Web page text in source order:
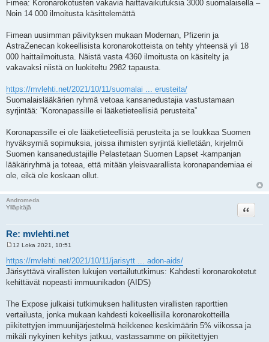
Fimea: Koronarokotusten vakavia haittavaikutuksia 3000 suomalaisella –
Noin 14 000 ilmoitusta käsittelemättä
Fimean uusimman päivityksen mukaan Modernan, Pfizerin ja
AstraZenecan kokeellisista koronarokotteista on tehty yhteensä yli 18
000 haittailmoitusta. Näistä vasta 4360 ilmoitusta on käsitelty ja
vakavaksi niistä on luokiteltu 2982 tapausta.
https://mvlehti.net/2021/10/11/suomalai ... erusteita/
Suomalaislääkärien ryhmä vetoaa kansanedustajia vastustamaan
syrjintää: ”Koronapassille ei lääketieteellisiä perusteita”
Koronapassille ei ole lääketieteellisiä perusteita ja se loukkaa Suomen
hyväksymiä sopimuksia, joissa ihmisten syrjintä kielletään, kirjelmöi
Suomen kansanedustajille Pelastetaan Suomen Lapset -kampanjan
lääkäriryhmä ja toteaa, että mitään yleisvaarallista koronapandemiaa ei
ole, eikä ole koskaan ollut.
Andromeda
Ylläpitäjä
Re: mvlehti.net
Lainaa
i
e
s
i
12 Loka 2021, 10:51
https://mvlehti.net/2021/10/11/jarisytt ... adon-aids/
Järisyttävä virallisten lukujen vertailututkimus: Kahdesti koronarokotetut
kehittävät nopeasti immuunikadon (AIDS)
The Expose julkaisi tutkimuksen hallitusten virallisten raporttien
vertailusta, jonka mukaan kahdesti kokeellisilla koronarokotteilla
piikitettyjen immuunijärjestelmä heikkenee keskimäärin 5% viikossa ja
mikäli nykyinen kehitys jatkuu, vastassamme on piikitettyjen